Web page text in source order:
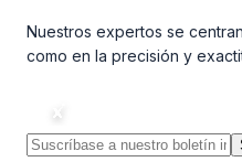
Nuestros expertos se
como en la precisión y